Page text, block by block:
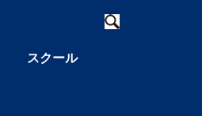
スクール